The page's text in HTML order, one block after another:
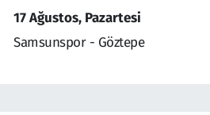
17 Ağustos, Pazartesi
Samsunspor - Göztepe